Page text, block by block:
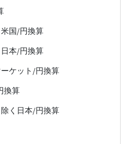
米国/円換算
日本/円換算
ケット/円換算
換算
く日本/円換算